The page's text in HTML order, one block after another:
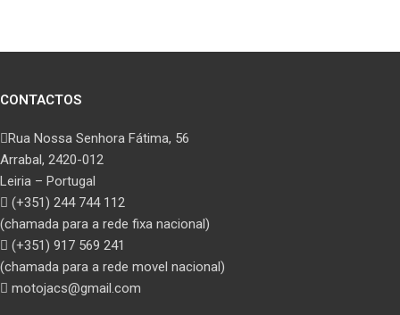
CONTACTOS
Rua Nossa Senhora Fátima, 56
Arrabal, 2420-012
Leiria – Portugal
(+351) 244 744 112
(chamada para a rede fixa nacional)
(+351) 917 569 241
(chamada para a rede movel nacional)
motojacs@gmail.com